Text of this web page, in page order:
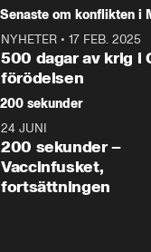
Senaste om konflikten i
NYHETER • 17 FEB. 2025
500 dagar av krig i
förödelsen
200 sekunder
24 JUNI
200 sekunder –
Vaccinfusket,
fortsättningen